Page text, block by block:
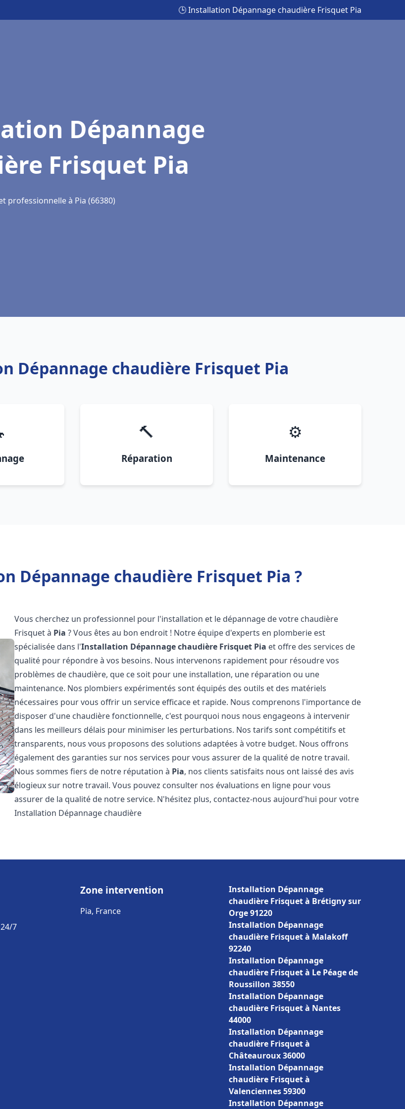
🕒 Installation Dépannage chaudière Frisquet Pia
Dépannage
Frisquet Pia
professionnelle à Pia (66380)
Dépannage chaudière Frisquet Pia
🔨
Réparation
⚙️
Maintenance
Dépannage chaudière Frisquet Pia ?
Vous cherchez un professionnel pour l'installation et le dépannage de votre chaudière
Frisquet à Pia ? Vous êtes au bon endroit ! Notre équipe d'experts en plomberie est
spécialisée dans l'Installation Dépannage chaudière Frisquet Pia et offre des services de
qualité pour répondre à vos besoins. Nous intervenons rapidement pour résoudre vos
problèmes de chaudière, que ce soit pour une installation, une réparation ou une
maintenance. Nos plombiers expérimentés sont équipés des outils et des matériels
nécessaires pour vous offrir un service efficace et rapide. Nous comprenons l'importance de
disposer d'une chaudière fonctionnelle, c'est pourquoi nous nous engageons à intervenir
dans les meilleurs délais pour minimiser les perturbations. Nos tarifs sont compétitifs et
transparents, nous vous proposons des solutions adaptées à votre budget. Nous offrons
également des garanties sur nos services pour vous assurer de la qualité de notre travail.
Nous sommes fiers de notre réputation à Pia, nos clients satisfaits nous ont laissé des avis
élogieux sur notre travail. Vous pouvez consulter nos évaluations en ligne pour vous
assurer de la qualité de notre service. N'hésitez plus, contactez-nous aujourd'hui pour votre
Installation Dépannage chaudière
7
Zone intervention
Pia, France
Installation Dépannage
chaudière Frisquet à Brétigny sur
Orge 91220
Installation Dépannage
chaudière Frisquet à Malakoff
92240
Installation Dépannage
chaudière Frisquet à Le Péage de
Roussillon 38550
Installation Dépannage
chaudière Frisquet à Nantes
44000
Installation Dépannage
chaudière Frisquet à
Châteauroux 36000
Installation Dépannage
chaudière Frisquet à
Valenciennes 59300
Installation Dépannage